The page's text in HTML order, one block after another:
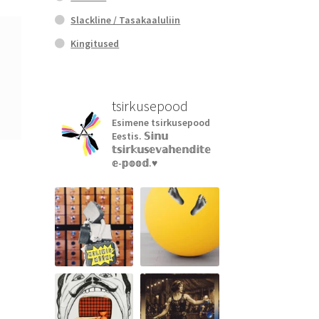
Slackline / Tasakaaluliin
Kingitused
tsirkusepood
Esimene tsirkusepood
Eestis. 𝕊𝕚𝕟𝕦
𝕥𝕤𝕚𝕣𝕜𝕦𝕤𝕖𝕧𝕒𝕙𝕖𝕟𝕕𝕚𝕥𝕖
𝕖-𝕡𝕠𝕠𝕕.♥︎